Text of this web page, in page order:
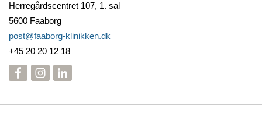
Herregårdscentret 107, 1. sal
5600 Faaborg
post@faaborg-klinikken.dk
+45 20 20 12 18